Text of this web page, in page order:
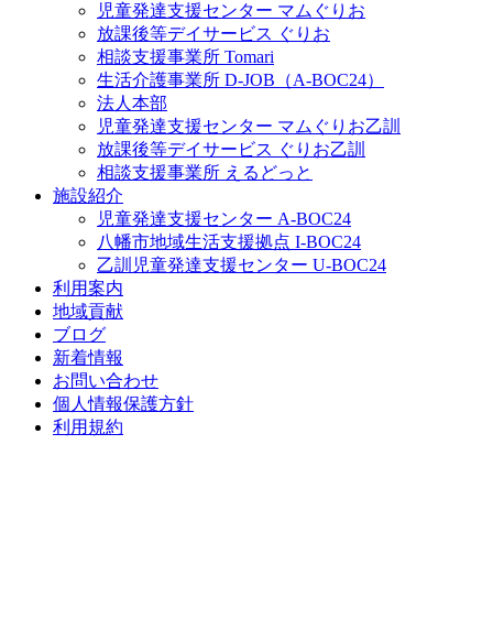
児童発達支援センター マムぐりお
放課後等デイサービス ぐりお
相談支援事業所 Tomari
生活介護事業所 D-JOB（A-BOC24）
法人本部
児童発達支援センター マムぐりお乙訓
放課後等デイサービス ぐりお乙訓
相談支援事業所 えるどっと
施設紹介
児童発達支援センター A-BOC24
八幡市地域生活支援拠点 I-BOC24
乙訓児童発達支援センター U-BOC24
利用案内
地域貢献
ブログ
新着情報
お問い合わせ
個人情報保護方針
利用規約